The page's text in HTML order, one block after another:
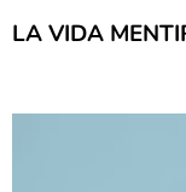
LA VIDA